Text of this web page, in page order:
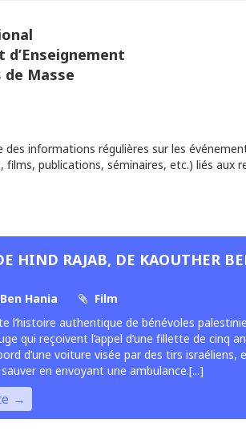
d’Enseignement
Masse
des informations régulières sur les
films, publications, séminaires, etc.) liés aux
HIND RAJAB, DE KAOUTHER
Hania
Film
l’histoire authentique de bénévoles
qui reçoivent l’appel d’une fillette de cinq
d’une voiture visée par des tirs israéliens,
en envoyant une ambulance.[...]